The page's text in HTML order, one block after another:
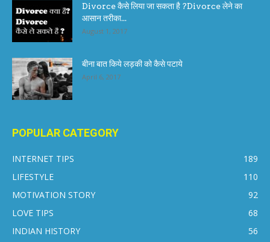
Divorce कैसे लिया जा सकता है ?Divorce लेने का
आसान तरीका...
August 1, 2017
बीना बात किये लड़की को कैसे पटाये
April 6, 2017
POPULAR CATEGORY
INTERNET TIPS
189
LIFESTYLE
110
MOTIVATION STORY
92
LOVE TIPS
68
INDIAN HISTORY
56